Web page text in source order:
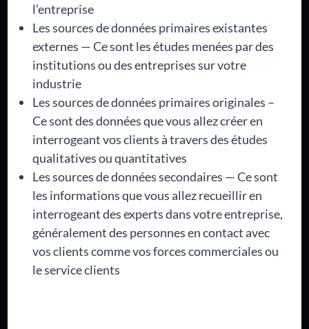
l’entreprise
Les sources de données primaires existantes
externes — Ce sont les études menées par des
institutions ou des entreprises sur votre
industrie
Les sources de données primaires originales –
Ce sont des données que vous allez créer en
interrogeant vos clients à travers des études
qualitatives ou quantitatives
Les sources de données secondaires — Ce sont
les informations que vous allez recueillir en
interrogeant des experts dans votre entreprise,
généralement des personnes en contact avec
vos clients comme vos forces commerciales ou
le service clients